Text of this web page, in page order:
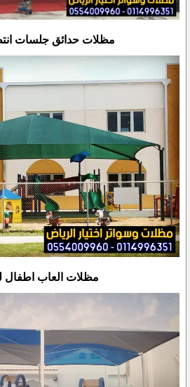
مظلات حدائق جلسات
مظلات العاب اطفال